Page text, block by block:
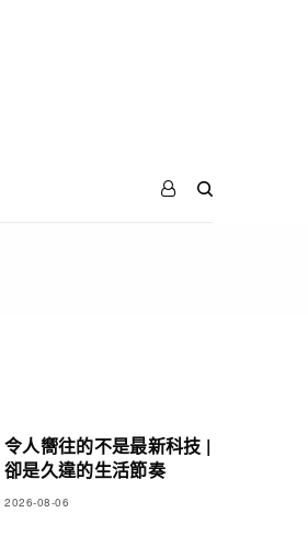
令人嚮往的不是最新科技 |
卻是久違的生活節奏
2026-08-06